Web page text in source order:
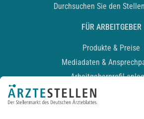
Durchsuchen Sie den
FÜR ARBEITGEBER
Produkte & Preise
Mediadaten &
Arbeitgeberprofil
Recruiting-Podcast